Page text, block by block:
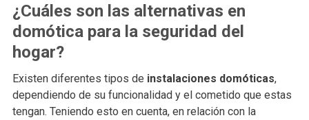
¿Cuáles son las alternativas en
domótica para la seguridad del
hogar?
Existen diferentes tipos de instalaciones domóticas,
dependiendo de su funcionalidad y el cometido que estas
tengan. Teniendo esto en cuenta, en relación con la